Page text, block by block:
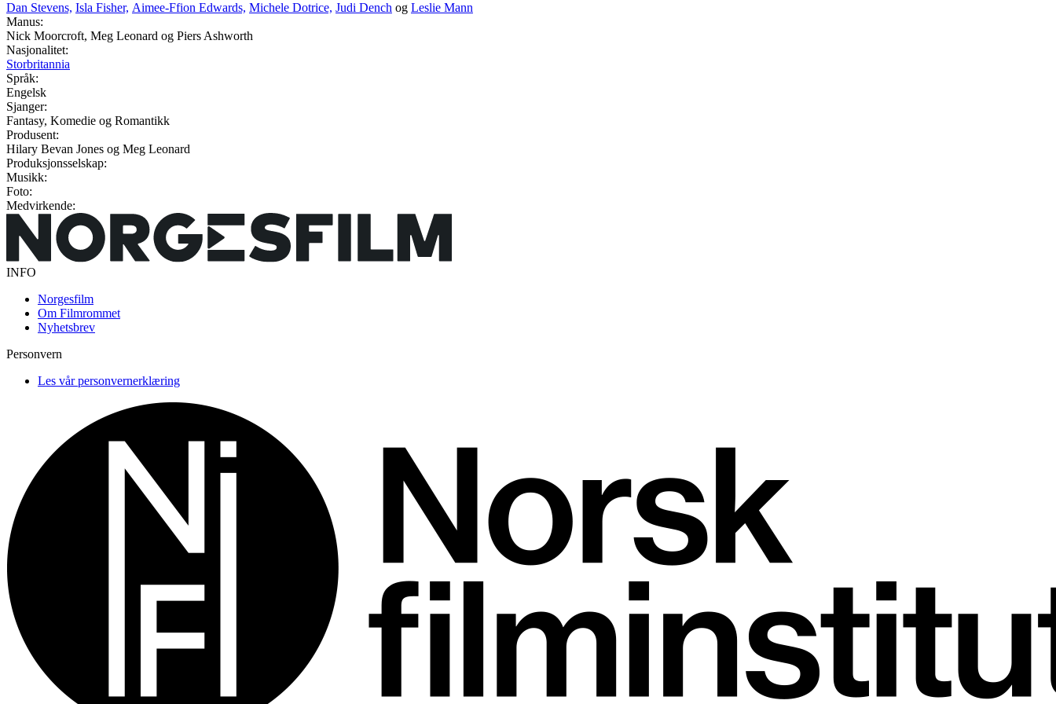
Dan Stevens, Isla Fisher, Aimee-Ffion Edwards, Michele Dotrice, Judi Dench og Leslie Mann
Manus:
Nick Moorcroft, Meg Leonard og Piers Ashworth
Nasjonalitet:
Storbritannia
Språk:
Engelsk
Sjanger:
Fantasy, Komedie og Romantikk
Produsent:
Hilary Bevan Jones og Meg Leonard
Produksjonsselskap:
Musikk:
Foto:
Medvirkende:
INFO
Norgesfilm
Om Filmrommet
Nyhetsbrev
Personvern
Les vår personvernerklæring